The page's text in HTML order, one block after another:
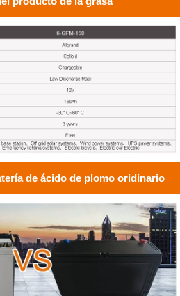
de ácido de plomo oridinario